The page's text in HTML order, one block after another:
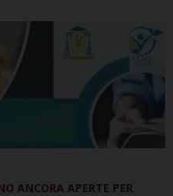
ANCORA APERTE PER